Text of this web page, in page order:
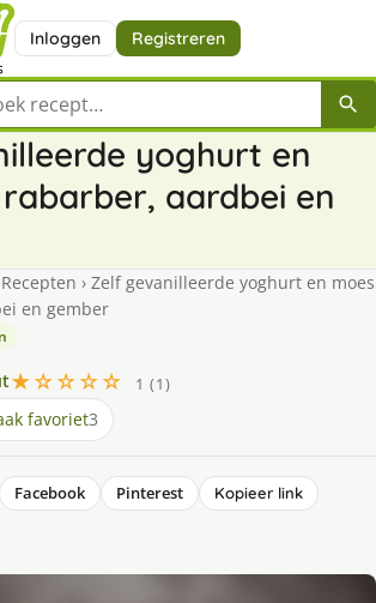
Inloggen Registreren
een recept
yoghurt en
aardbei en
Recepten › Zelf gevanilleerde yoghurt en moes
en gember
★☆☆☆☆
1 (1)
favoriet3
Facebook Pinterest
Kopieer link